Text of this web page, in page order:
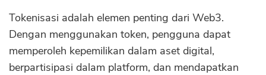
Tokenisasi adalah elemen penting dari Web3.
Dengan menggunakan token, pengguna dapat
memperoleh kepemilikan dalam aset digital,
berpartisipasi dalam platform, dan mendapatkan